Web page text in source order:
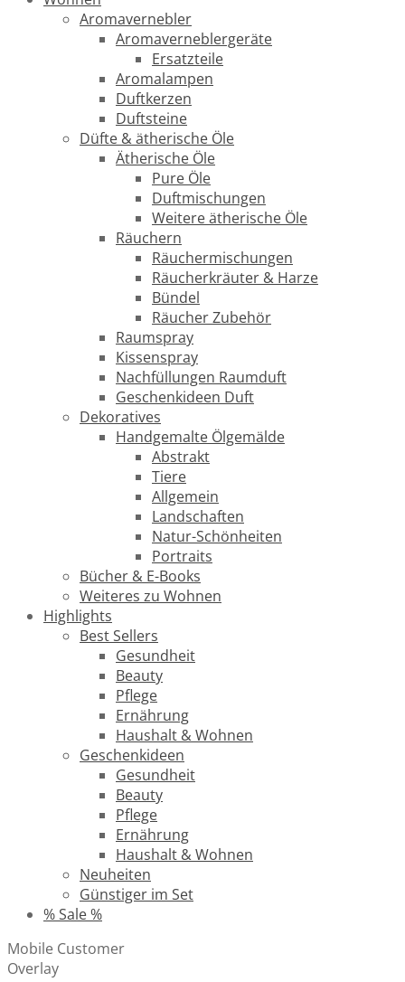
Aromavernebler
Aromaverneblergeräte
Ersatzteile
Aromalampen
Duftkerzen
Duftsteine
Düfte & ätherische Öle
Ätherische Öle
Pure Öle
Duftmischungen
Weitere ätherische Öle
Räuchern
Räuchermischungen
Räucherkräuter & Harze
Bündel
Räucher Zubehör
Raumspray
Kissenspray
Nachfüllungen Raumduft
Geschenkideen Duft
Dekoratives
Handgemalte Ölgemälde
Abstrakt
Tiere
Allgemein
Landschaften
Natur-Schönheiten
Portraits
Bücher & E-Books
Weiteres zu Wohnen
Highlights
Best Sellers
Gesundheit
Beauty
Pflege
Ernährung
Haushalt & Wohnen
Geschenkideen
Gesundheit
Beauty
Pflege
Ernährung
Haushalt & Wohnen
Neuheiten
Günstiger im Set
% Sale %
Mobile Customer
Overlay